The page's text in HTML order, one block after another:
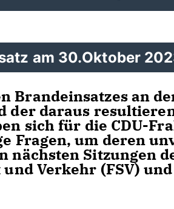
am 30.Oktober
Brandeinsatzes an
der daraus
sich für die CDU-
Fragen, um deren
nächsten Sitzungen
Verkehr (FSV)